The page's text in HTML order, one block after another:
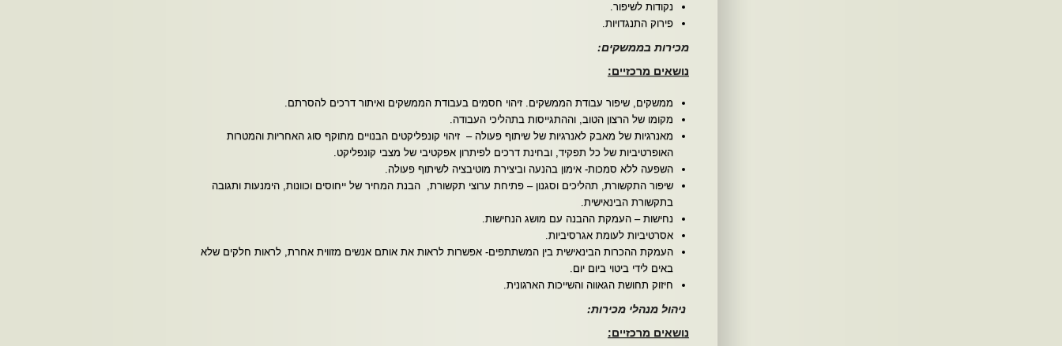
נקודות לשיפור.
פירוק התנגדויות.
מכירות בממשקים:
נושאים מרכזיים:
ממשקים, שיפור עבודת הממשקים. זיהוי חסמים בעבודת הממשקים ואיתור דרכים להסרתם.
מקומו של הרצון הטוב, וההתגייסות בתהליכי העבודה.
מאנרגיות של מאבק לאנרגיות של שיתוף פעולה – זיהוי קונפליקטים הבנויים מתוקף סוג האחריות והמטרות
האופרטיביות של כל תפקיד, ובחינת דרכים לפיתרון אפקטיבי של מצבי קונפליקט.
השפעה ללא סמכות- אימון בהנעה וביצירת מוטיבציה לשיתוף פעולה.
שיפור התקשורת, תהליכים וסגנון – פתיחת ערוצי תקשורת, הבנת המחיר של ייחוסים וכוונות, הימנעות ותגובה
בתקשורת הבינאישית.
נחישות – העמקת ההבנה עם מושג הנחישות.
אסרטיביות לעומת אגרסיביות.
העמקת ההכרות הבינאישית בין המשתתפים- אפשרות לראות את אותם אנשים מזווית אחרת, לראות חלקים שלא
באים לידי ביטוי ביום יום.
חיזוק תחושת הגאווה והשייכות הארגונית.
ניהול מנהלי מכירות:
נושאים מרכזיים: